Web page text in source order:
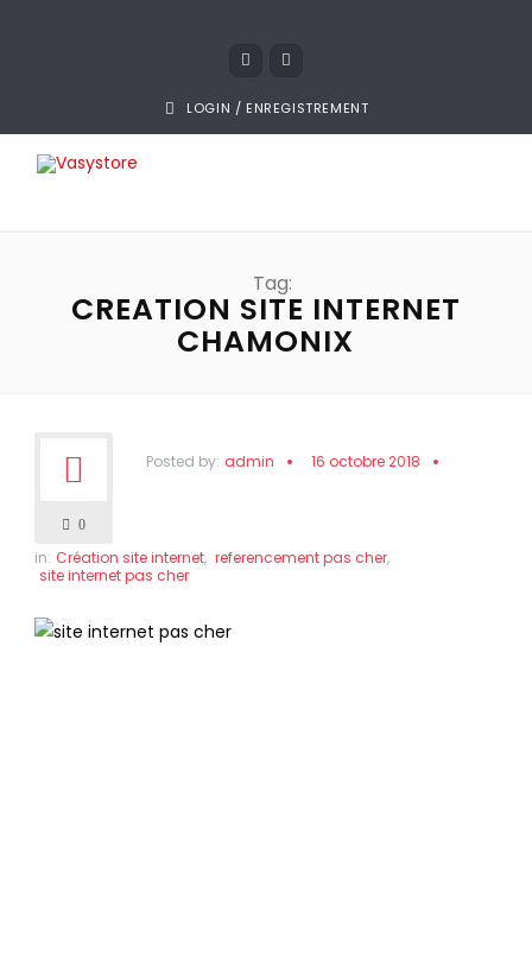
LOGIN / ENREGISTREMENT
Tag:
CREATION SITE INTERNET
CHAMONIX
0
Posted by: admin 16 octobre 2018
in: Création site internet, referencement pas cher,
site internet pas cher